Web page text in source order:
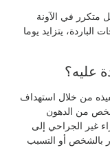
متكرر في الآونة
الباردة، يتزايد يوما
عليه؟
من خلال استهداف
من الدهون
غير الجراحي إلى
بالشخص أو التسبب